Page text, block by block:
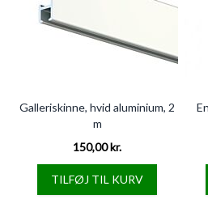
Galleriskinne, hvid aluminium, 2
m
150,00 kr.
TILFØJ TIL KURV